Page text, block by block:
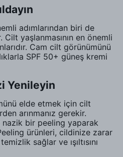
adımlarından biri de
yaşlanmasının en önemli
Cam cilt görünümünü
SPF 50+ güneş kremi
Yenileyin
elde etmek için cilt
arınmanız gerekir.
bir peeling yaparak
ürünleri, cildinize zarar
sağlar ve ışıltısını